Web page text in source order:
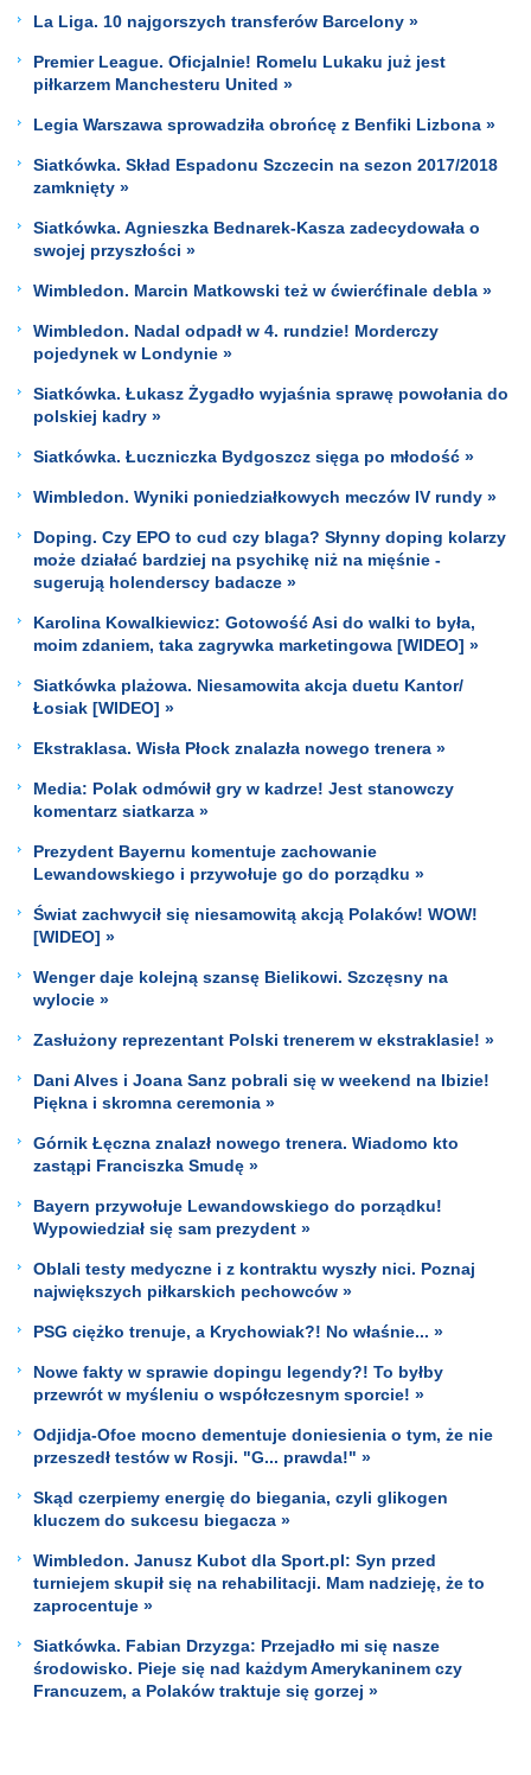
La Liga. 10 najgorszych transferów Barcelony »
Premier League. Oficjalnie! Romelu Lukaku już jest
piłkarzem Manchesteru United »
Legia Warszawa sprowadziła obrońcę z Benfiki Lizbona »
Siatkówka. Skład Espadonu Szczecin na sezon 2017/2018
zamknięty »
Siatkówka. Agnieszka Bednarek-Kasza zadecydowała o
swojej przyszłości »
Wimbledon. Marcin Matkowski też w ćwierćfinale debla »
Wimbledon. Nadal odpadł w 4. rundzie! Morderczy
pojedynek w Londynie »
Siatkówka. Łukasz Żygadło wyjaśnia sprawę powołania do
polskiej kadry »
Siatkówka. Łuczniczka Bydgoszcz sięga po młodość »
Wimbledon. Wyniki poniedziałkowych meczów IV rundy »
Doping. Czy EPO to cud czy blaga? Słynny doping kolarzy
może działać bardziej na psychikę niż na mięśnie -
sugerują holenderscy badacze »
Karolina Kowalkiewicz: Gotowość Asi do walki to była,
moim zdaniem, taka zagrywka marketingowa [WIDEO] »
Siatkówka plażowa. Niesamowita akcja duetu Kantor/
Łosiak [WIDEO] »
Ekstraklasa. Wisła Płock znalazła nowego trenera »
Media: Polak odmówił gry w kadrze! Jest stanowczy
komentarz siatkarza »
Prezydent Bayernu komentuje zachowanie
Lewandowskiego i przywołuje go do porządku »
Świat zachwycił się niesamowitą akcją Polaków! WOW!
[WIDEO] »
Wenger daje kolejną szansę Bielikowi. Szczęsny na
wylocie »
Zasłużony reprezentant Polski trenerem w ekstraklasie! »
Dani Alves i Joana Sanz pobrali się w weekend na Ibizie!
Piękna i skromna ceremonia »
Górnik Łęczna znalazł nowego trenera. Wiadomo kto
zastąpi Franciszka Smudę »
Bayern przywołuje Lewandowskiego do porządku!
Wypowiedział się sam prezydent »
Oblali testy medyczne i z kontraktu wyszły nici. Poznaj
największych piłkarskich pechowców »
PSG ciężko trenuje, a Krychowiak?! No właśnie... »
Nowe fakty w sprawie dopingu legendy?! To byłby
przewrót w myśleniu o współczesnym sporcie! »
Odjidja-Ofoe mocno dementuje doniesienia o tym, że nie
przeszedł testów w Rosji. "G... prawda!" »
Skąd czerpiemy energię do biegania, czyli glikogen
kluczem do sukcesu biegacza »
Wimbledon. Janusz Kubot dla Sport.pl: Syn przed
turniejem skupił się na rehabilitacji. Mam nadzieję, że to
zaprocentuje »
Siatkówka. Fabian Drzyzga: Przejadło mi się nasze
środowisko. Pieje się nad każdym Amerykaninem czy
Francuzem, a Polaków traktuje się gorzej »